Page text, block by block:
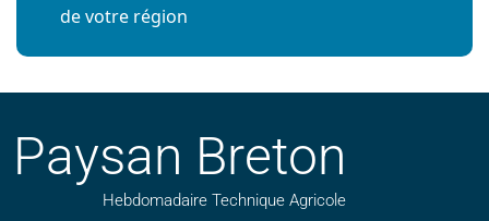
de votre région
Paysan Breton
Hebdomadaire Technique Agricole